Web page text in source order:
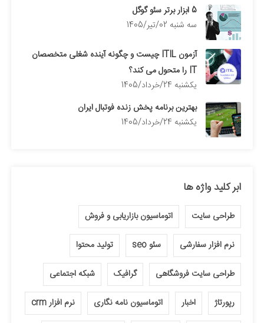
5 ابزار برتر سئو گوگل
سه شنبه 02/تیر/1405
آزمون ITIL چیست و چگونه آینده شغلی متخصصان
IT را متحول می کند؟
يكشنبه 24/خرداد/1405
بهترین برنامه پخش زنده فوتبال ایران
يكشنبه 24/خرداد/1405
ابر کلید واژه ها
طراحی سایت اتوماسیون بازاریابی و فروش
نرم افزار سفارشی سئو seo تولید محتوا
طراحی سایت فروشگاهی گرافیک شبکه اجتماعی
رپورتاژ اخبار اتوماسیون نامه نگاری نرم افزار crm